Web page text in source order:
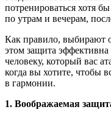
потренироваться хотя
по утрам и вечерам,
Как правило, выбирают
этом защита эффективна
человеку, который вас
когда вы хотите, чтобы
в гармонии.
1. Воображаемая